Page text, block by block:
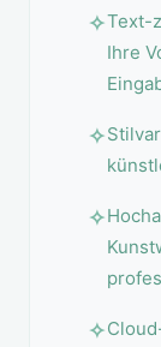
Text-
Ihre